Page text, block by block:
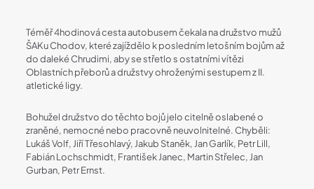
Téměř 4hodinová cesta autobusem čekala na družstvo mužů
ŠAKu Chodov, které zajíždělo k posledním letošním bojům až
do daleké Chrudimi, aby se střetlo s ostatními vítězi
Oblastních přeborů a družstvy ohroženými sestupem z II.
atletické ligy.
Bohužel družstvo do těchto bojů jelo citelně oslabené o
zraněné, nemocné nebo pracovně neuvolnitelné. Chyběli:
Lukáš Volf, Jiří Třesohlavý, Jakub Staněk, Jan Garlík, Petr Lill,
Fabián Lochschmidt, František Janec, Martin Střelec, Jan
Gurban, Petr Ernst.